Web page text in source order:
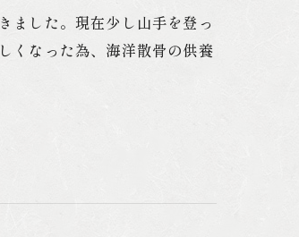
ました。現在少し山手を登っ
くなった為、海洋散骨の供養